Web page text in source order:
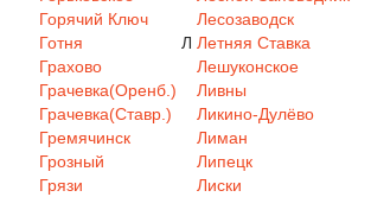
Горячий Ключ
Готня
Грахово
Грачевка(Оренб.)
Грачевка(Ставр.)
Гремячинск
Грозный
Грязи
Л
Лесозаводск
Летняя Ставка
Лешуконское
Ливны
Ликино-Дулёво
Лиман
Липецк
Лиски